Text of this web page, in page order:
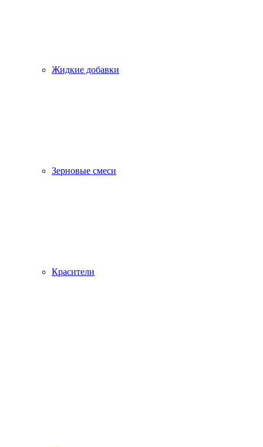
Жидкие добавки
Зерновые смеси
Красители